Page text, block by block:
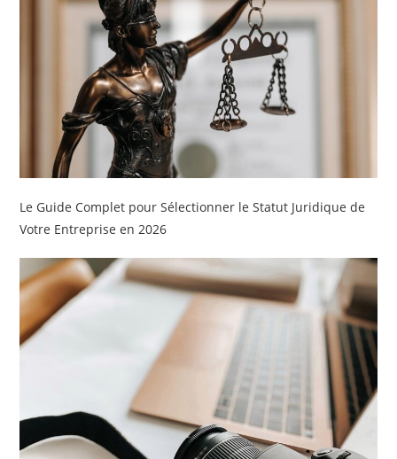
Le Guide Complet pour Sélectionner le Statut Juridique de
Votre Entreprise en 2026